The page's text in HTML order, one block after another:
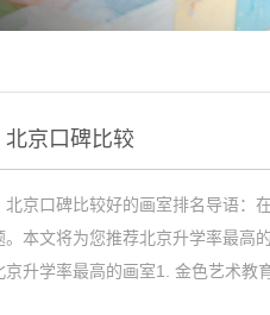
京口碑比较
京口碑比较好的画室排名导语：
本文将为您推荐北京升学率最高
升学率最高的画室1. 金色艺术教